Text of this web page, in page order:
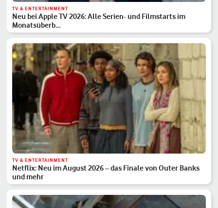
TV & ENTERTAINMENT
Neu bei Apple TV 2026: Alle Serien- und Filmstarts im
Monatsüberb…
TV & ENTERTAINMENT
Netflix: Neu im August 2026 – das Finale von Outer Banks
und mehr